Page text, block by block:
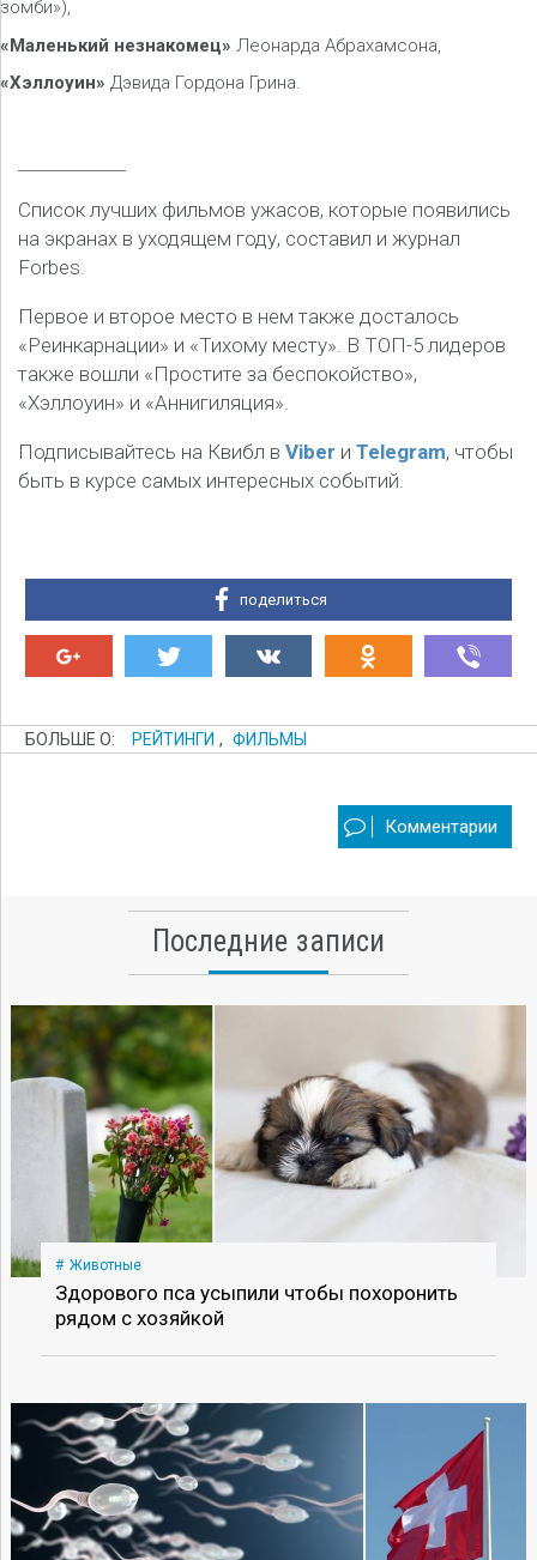
зомби»),
«Маленький незнакомец» Леонарда Абрахамсона,
«Хэллоуин» Дэвида Гордона Грина.
Список лучших фильмов ужасов, которые появились
на экранах в уходящем году, составил и журнал
Forbes.
Первое и второе место в нем также досталось
«Реинкарнации» и «Тихому месту». В ТОП-5 лидеров
также вошли «Простите за беспокойство»,
«Хэллоуин» и «Аннигиляция».
Подписывайтесь на Квибл в Viber и Telegram, чтобы
быть в курсе самых интересных событий.
поделиться
БОЛЬШЕ О: РЕЙТИНГИ , ФИЛЬМЫ
Комментарии
Последние записи
Животные
Здорового пса усыпили чтобы похоронить
рядом с хозяйкой